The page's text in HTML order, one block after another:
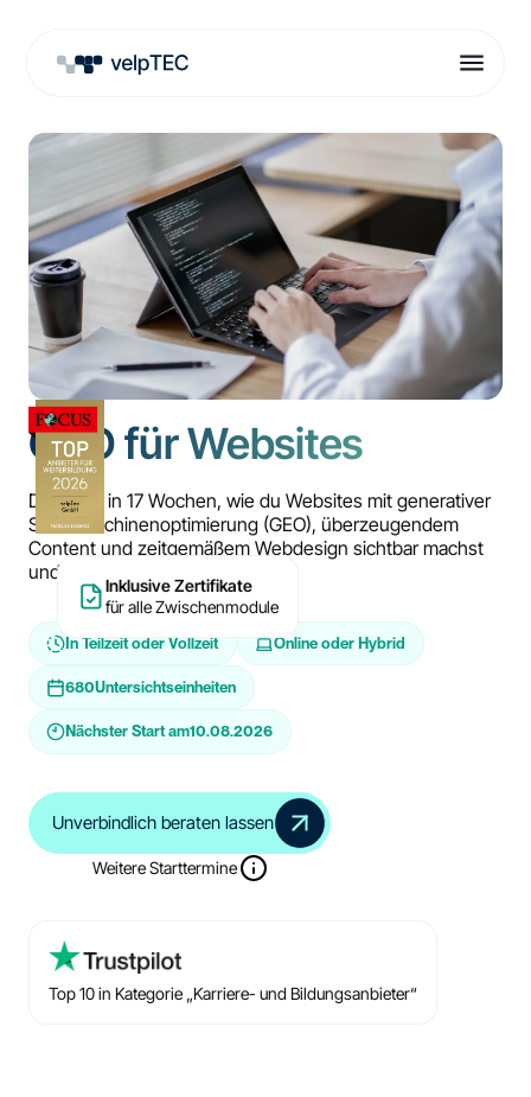
Inklusive Zertifikate
für alle Zwischenmodule
GEO für Websites
Du lernst in 17 Wochen, wie du Websites mit generativer
Suchmaschinenoptimierung (GEO), überzeugendem
Content und zeitgemäßem Webdesign sichtbar machst
und rechtssicher betreibst.
In Teilzeit oder Vollzeit Online oder Hybrid
680Untersichtseinheiten
Nächster Start am10.08.2026
Unverbindlich beraten lassen
Weitere Starttermine
Top 10 in Kategorie „Karriere- und Bildungsanbieter“